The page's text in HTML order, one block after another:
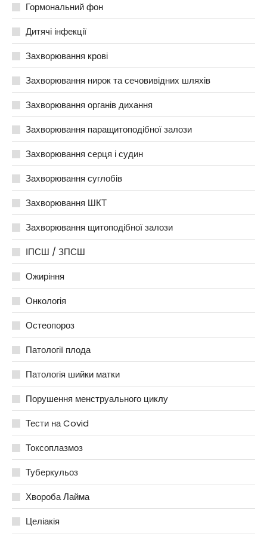
Гормональний фон
Дитячі інфекції
Захворювання крові
Захворювання нирок та сечовивідних шляхів
Захворювання органів дихання
Захворювання паращитоподібної залози
Захворювання серця і судин
Захворювання суглобів
Захворювання ШКТ
Захворювання щитоподібної залози
ІПСШ / ЗПСШ
Ожиріння
Онкологія
Остеопороз
Патології плода
Патологія шийки матки
Порушення менструального циклу
Тести на Covid
Токсоплазмоз
Туберкульоз
Хвороба Лайма
Целіакія